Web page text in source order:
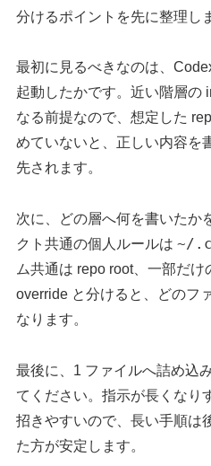
分けるポイントを先に整理し
最初に見るべきなのは、
起動したかです。近い階層の
なる前提なので、想定した
めていないと、正しい内容を
先されます。
次に、どの層へ何を書いたか
クト共通の個人ルールは~/
ム共通は repo root、一部だ
override と分けると、どのフ
なります。
最後に、1 ファイルへ詰め込
てください。指示が長くなり
招きやすいので、長い手順は
た方が安定します。